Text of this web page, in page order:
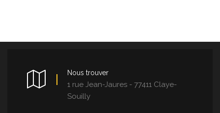
Nous trouver
1 rue Jean-Jaures - 77411 Claye-
Souilly